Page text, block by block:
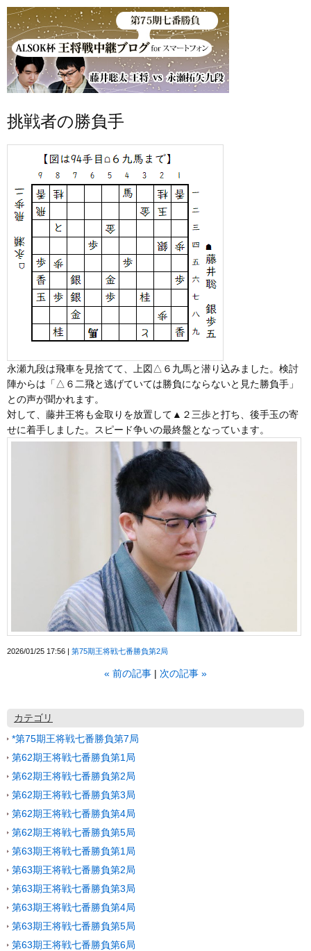
挑戦者の勝負手
永瀬九段は飛車を見捨てて、上図△６九馬と潜り込みました。検討
陣からは「△６二飛と逃げていては勝負にならないと見た勝負手」
との声が聞かれます。
対して、藤井王将も金取りを放置して▲２三歩と打ち、後手玉の寄
せに着手しました。スピード争いの最終盤となっています。
2026/01/25 17:56 第75期王将戦七番勝負第2局
« 前の記事 次の記事 »
カテゴリ
*第75期王将戦七番勝負第7局
第62期王将戦七番勝負第1局
第62期王将戦七番勝負第2局
第62期王将戦七番勝負第3局
第62期王将戦七番勝負第4局
第62期王将戦七番勝負第5局
第63期王将戦七番勝負第1局
第63期王将戦七番勝負第2局
第63期王将戦七番勝負第3局
第63期王将戦七番勝負第4局
第63期王将戦七番勝負第5局
第63期王将戦七番勝負第6局